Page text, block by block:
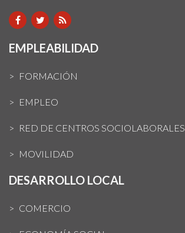
EMPLEABILIDAD
FORMACIÓN
EMPLEO
RED DE CENTROS SOCIOLABORALES
MOVILIDAD
DESARROLLO LOCAL
COMERCIO